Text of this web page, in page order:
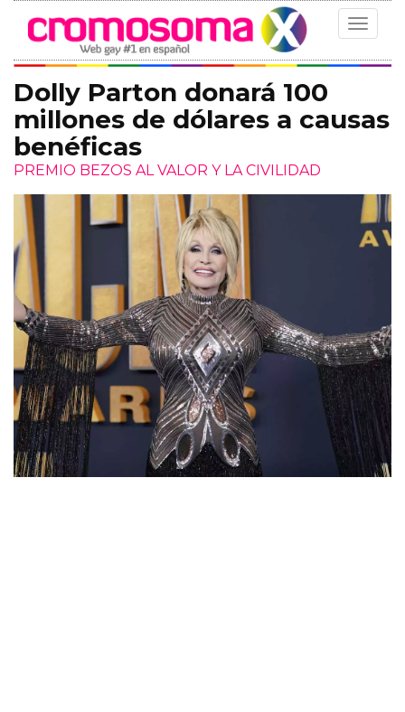
Toggle
Dolly Parton donará 100
millones de dólares a causas
benéficas
PREMIO BEZOS AL VALOR Y LA CIVILIDAD